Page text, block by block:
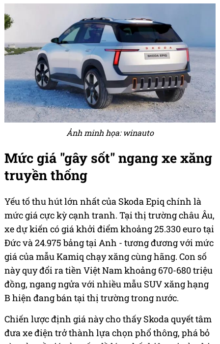
Ảnh minh họa: winauto
Mức giá "gây sốt" ngang xe xăng
truyền thống
Yếu tố thu hút lớn nhất của Skoda Epiq chính là
mức giá cực kỳ cạnh tranh. Tại thị trường châu Âu,
xe dự kiến có giá khởi điểm khoảng 25.330 euro tại
Đức và 24.975 bảng tại Anh - tương đương với mức
giá của mẫu Kamiq chạy xăng cùng hãng. Con số
này quy đổi ra tiền Việt Nam khoảng 670-680 triệu
đồng, ngang ngửa với nhiều mẫu SUV xăng hạng
B hiện đang bán tại thị trường trong nước.
Chiến lược định giá này cho thấy Skoda quyết tâm
đưa xe điện trở thành lựa chọn phổ thông, phá bỏ